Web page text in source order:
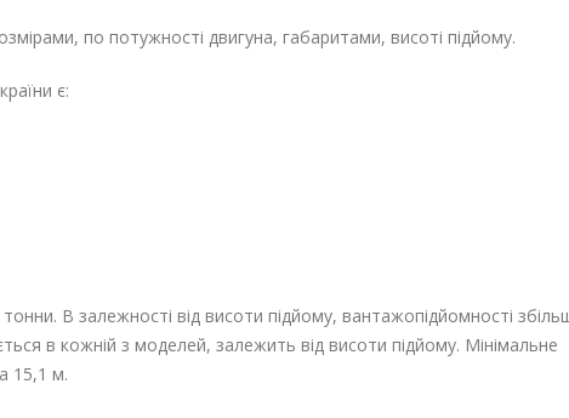
по потужності двигуна, габаритами, висоті підйому.
є:
В залежності від висоти підйому, вантажопідйомності
в кожній з моделей, залежить від висоти підйому. Мінімальне
15,1 м.